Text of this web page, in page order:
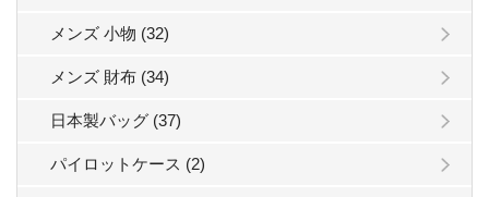
メンズ 小物 (32)
メンズ 財布 (34)
日本製バッグ (37)
パイロットケース (2)